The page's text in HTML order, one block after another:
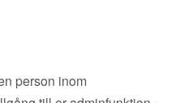
person inom